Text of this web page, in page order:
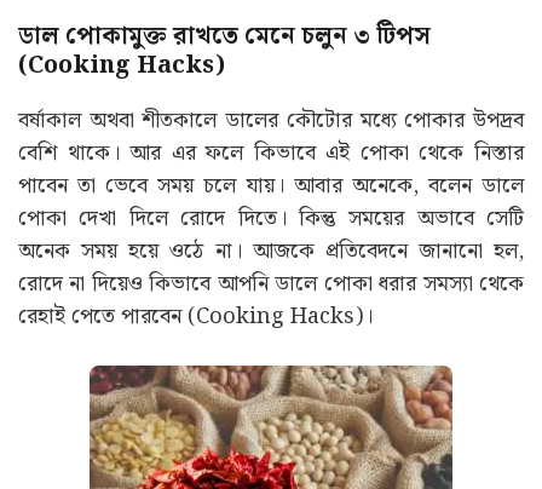
ডাল পোকামুক্ত রাখতে মেনে চলুন ৩ টিপস
(Cooking Hacks)
বর্ষাকাল অথবা শীতকালে ডালের কৌটোর মধ্যে পোকার উপদ্রব
বেশি থাকে। আর এর ফলে কিভাবে এই পোকা থেকে নিস্তার
পাবেন তা ভেবে সময় চলে যায়। আবার অনেকে, বলেন ডালে
পোকা দেখা দিলে রোদে দিতে। কিন্তু সময়ের অভাবে সেটি
অনেক সময় হয়ে ওঠে না। আজকে প্রতিবেদনে জানানো হল,
রোদে না দিয়েও কিভাবে আপনি ডালে পোকা ধরার সমস্যা থেকে
রেহাই পেতে পারবেন (Cooking Hacks)।